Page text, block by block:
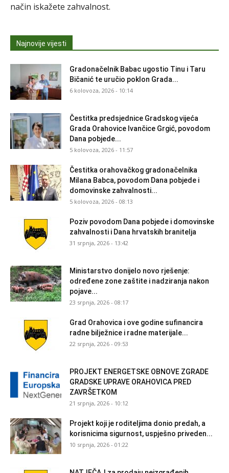
način iskažete zahvalnost.
Najnovije vijesti
Gradonačelnik Babac ugostio Tinu i Taru
Bičanić te uručio poklon Grada...
6 kolovoza, 2026 - 10:14
Čestitka predsjednice Gradskog vijeća
Grada Orahovice Ivančice Grgić, povodom
Dana pobjede...
5 kolovoza, 2026 - 11:57
Čestitka orahovačkog gradonačelnika
Milana Babca, povodom Dana pobjede i
domovinske zahvalnosti...
5 kolovoza, 2026 - 08:13
Poziv povodom Dana pobjede i domovinske
zahvalnosti i Dana hrvatskih branitelja
31 srpnja, 2026 - 13:42
Ministarstvo donijelo novo rješenje:
određene zone zaštite i nadziranja nakon
pojave...
23 srpnja, 2026 - 08:17
Grad Orahovica i ove godine sufinancira
radne bilježnice i radne materijale...
22 srpnja, 2026 - 09:53
PROJEKT ENERGETSKE OBNOVE ZGRADE
GRADSKE UPRAVE ORAHOVICA PRED
ZAVRŠETKOM
21 srpnja, 2026 - 10:12
Projekt koji je roditeljima donio predah, a
korisnicima sigurnost, uspješno priveden...
10 srpnja, 2026 - 01:22